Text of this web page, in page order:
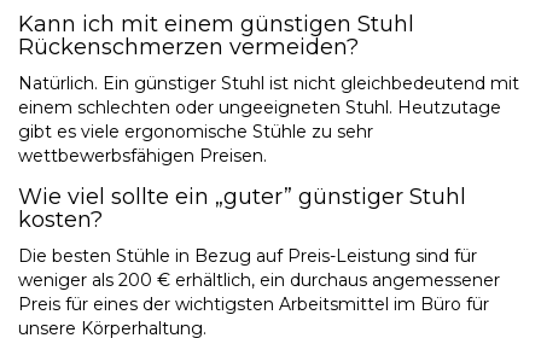
Kann ich mit einem günstigen Stuhl
Rückenschmerzen vermeiden?
Natürlich. Ein günstiger Stuhl ist nicht gleichbedeutend mit
einem schlechten oder ungeeigneten Stuhl. Heutzutage
gibt es viele ergonomische Stühle zu sehr
wettbewerbsfähigen Preisen.
Wie viel sollte ein „guter” günstiger Stuhl
kosten?
Die besten Stühle in Bezug auf Preis-Leistung sind für
weniger als 200 € erhältlich, ein durchaus angemessener
Preis für eines der wichtigsten Arbeitsmittel im Büro für
unsere Körperhaltung.